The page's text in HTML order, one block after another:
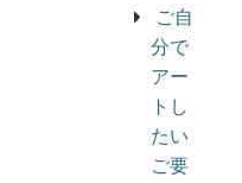
ご自
分で
アー
トし
たい
ご要